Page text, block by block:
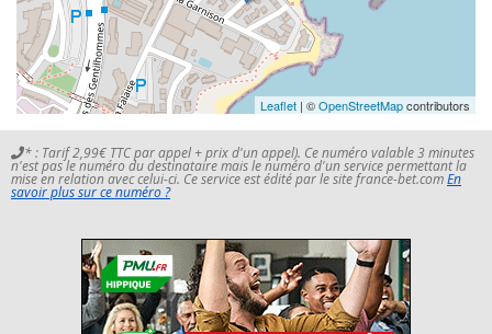
Leaflet | ©OpenStreetMapcontributors
* : Tarif 2,99€ TTC par appel + prix d'un appel). Ce numéro valable 3 minutes
n'est pas le numéro du destinataire mais le numéro d'un service permettant la
mise en relation avec celui-ci. Ce service est édité par le site france-bet.comEn
savoir plus sur ce numéro ?